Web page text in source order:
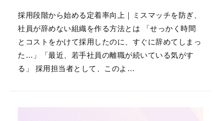
採用段階から始める定着率向上｜ミスマッチを防ぎ、
社員が辞めない組織を作る方法とは 「せっかく時間
とコストをかけて採用したのに、すぐに辞めてしまっ
た…」「最近、若手社員の離職が続いている気がす
る」 採用担当者として、このよ…